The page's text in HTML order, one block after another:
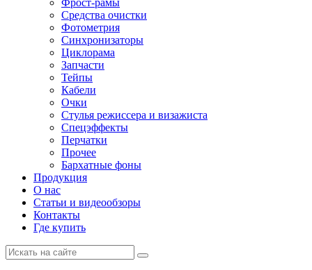
Фрост-рамы
Средства очистки
Фотометрия
Синхронизаторы
Циклорама
Запчасти
Тейпы
Кабели
Очки
Стулья режиссера и визажиста
Спецэффекты
Перчатки
Прочее
Бархатные фоны
Продукция
О нас
Статьи и видеообзоры
Контакты
Где купить